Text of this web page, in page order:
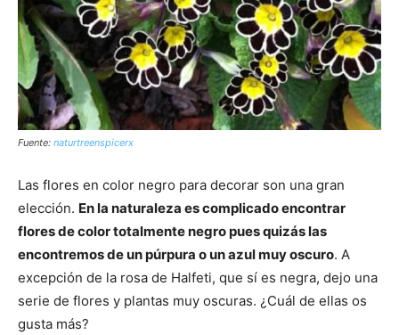
Fuente: naturtreenspicerx
Las flores en color negro para decorar son una gran
elección. En la naturaleza es complicado encontrar
flores de color totalmente negro pues quizás las
encontremos de un púrpura o un azul muy oscuro. A
excepción de la rosa de Halfeti, que sí es negra, dejo una
serie de flores y plantas muy oscuras. ¿Cuál de ellas os
gusta más?